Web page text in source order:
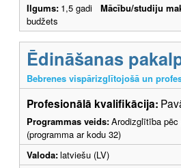
Ilgums: 1,5 gadi Mācību/studiju
budžets
Ēdināšanas
Bebrenes vispārizglītojošā un
Profesionālā kvalifikācija:
Programmas veids:Arodizglītība
(programma ar kodu 32)
Valoda:latviešu (LV)